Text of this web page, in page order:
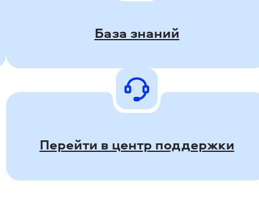
База знаний
Перейти в центр поддержки